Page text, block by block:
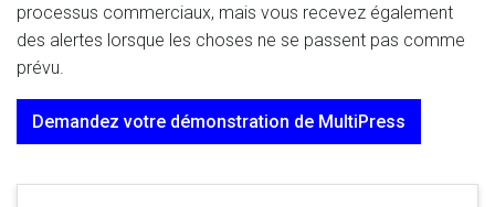
processus commerciaux, mais vous recevez également
des alertes lorsque les choses ne se passent pas comme
prévu.
Demandez votre démonstration de MultiPress